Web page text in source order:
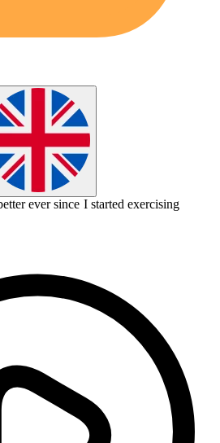
ever since I started exercising